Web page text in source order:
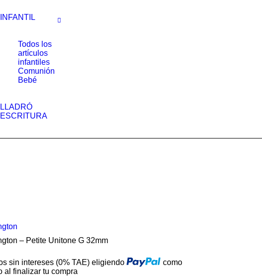
INFANTIL
Todos los
artículos
infantiles
Comunión
Bebé
LLADRÓ
ESCRITURA
– Petite Unitone G 32mm
sin intereses (0% TAE) eligiendo
como
al finalizar tu compra